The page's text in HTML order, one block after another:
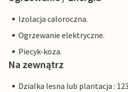
Izolacja caloroczna.
Ogrzewanie elektryczne.
Piecyk-koza.
Na zewnątrz
Dzialka lesna lub plantacja :